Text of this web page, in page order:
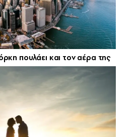
πουλάει και τον αέρα της